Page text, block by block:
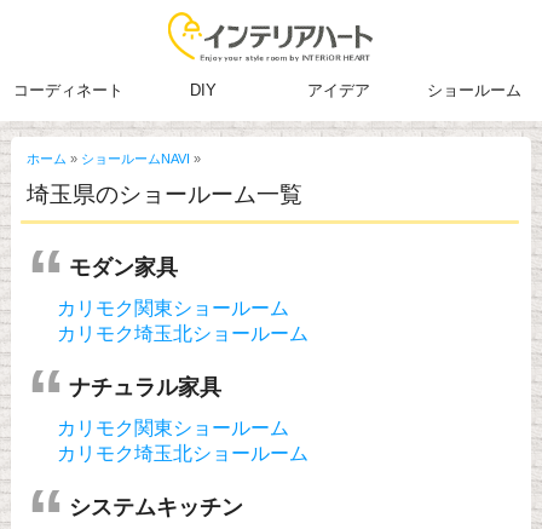
コーディネート DIY アイデア ショールーム
ホーム » ショールームNAVI »
埼玉県のショールーム一覧
モダン家具
カリモク関東ショールーム
カリモク埼玉北ショールーム
ナチュラル家具
カリモク関東ショールーム
カリモク埼玉北ショールーム
システムキッチン